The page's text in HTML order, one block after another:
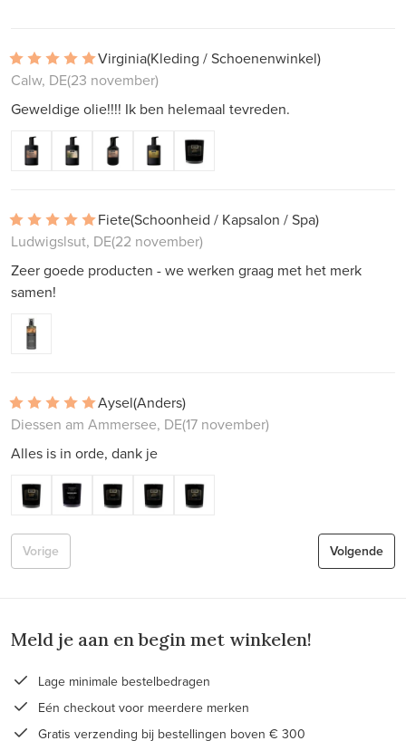
Virginia(Kleding / Schoenenwinkel)
Calw, DE(23 november)
Geweldige olie!!!! Ik ben helemaal tevreden.
Fiete(Schoonheid / Kapsalon / Spa)
Ludwigslsut, DE(22 november)
Zeer goede producten - we werken graag met het merk
samen!
Aysel(Anders)
Diessen am Ammersee, DE(17 november)
Alles is in orde, dank je
Volgende
Vorige
Meld je aan en begin met winkelen!
Lage minimale bestelbedragen
Eén checkout voor meerdere merken
Gratis verzending bij bestellingen boven € 300